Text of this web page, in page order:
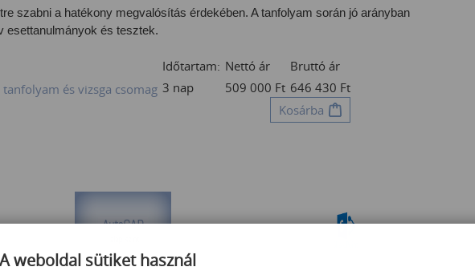
szabni a hatékony megvalósítás érdekében. A tanfolyam során jó arányban
esettanulmányok és tesztek.
Időtartam: Nettó ár
Bruttó ár
tanfolyam és vizsga csomag 3 nap 509 000 Ft 646 430 Ft
Kosárba
A weboldal sütiket használ